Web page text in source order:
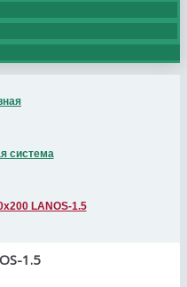
система
LANOS-1.5
1.5